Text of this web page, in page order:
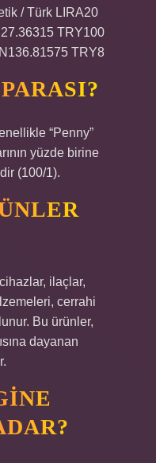
/ Türk LIRA20
TRY100
TRY8
“Penny”
yüzde birine
(100/1).
ilaçlar,
cerrahi
Bu ürünler,
dayanan